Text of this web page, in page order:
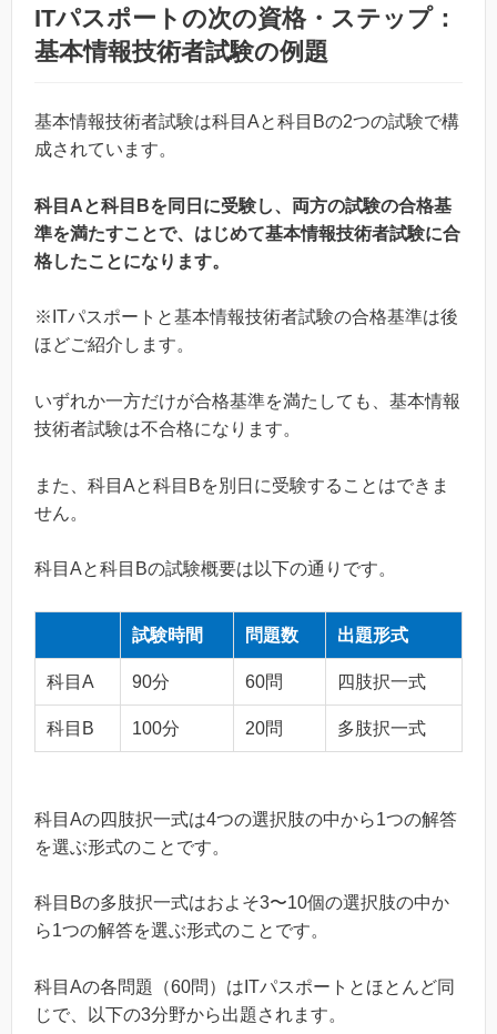
ITパスポートの次の資格・ステップ：
基本情報技術者試験の例題
基本情報技術者試験は科目Aと科目Bの2つの試験で構
成されています。
科目Aと科目Bを同日に受験し、両方の試験の合格基
準を満たすことで、はじめて基本情報技術者試験に合
格したことになります。
※ITパスポートと基本情報技術者試験の合格基準は後
ほどご紹介します。
いずれか一方だけが合格基準を満たしても、基本情報
技術者試験は不合格になります。
また、科目Aと科目Bを別日に受験することはできま
せん。
科目Aと科目Bの試験概要は以下の通りです。
試験時間 問題数 出題形式
科目A 90分 60問 四肢択一式
科目B 100分 20問 多肢択一式
科目Aの四肢択一式は4つの選択肢の中から1つの解答
を選ぶ形式のことです。
科目Bの多肢択一式はおよそ3〜10個の選択肢の中か
ら1つの解答を選ぶ形式のことです。
科目Aの各問題（60問）はITパスポートとほとんど同
じで、以下の3分野から出題されます。